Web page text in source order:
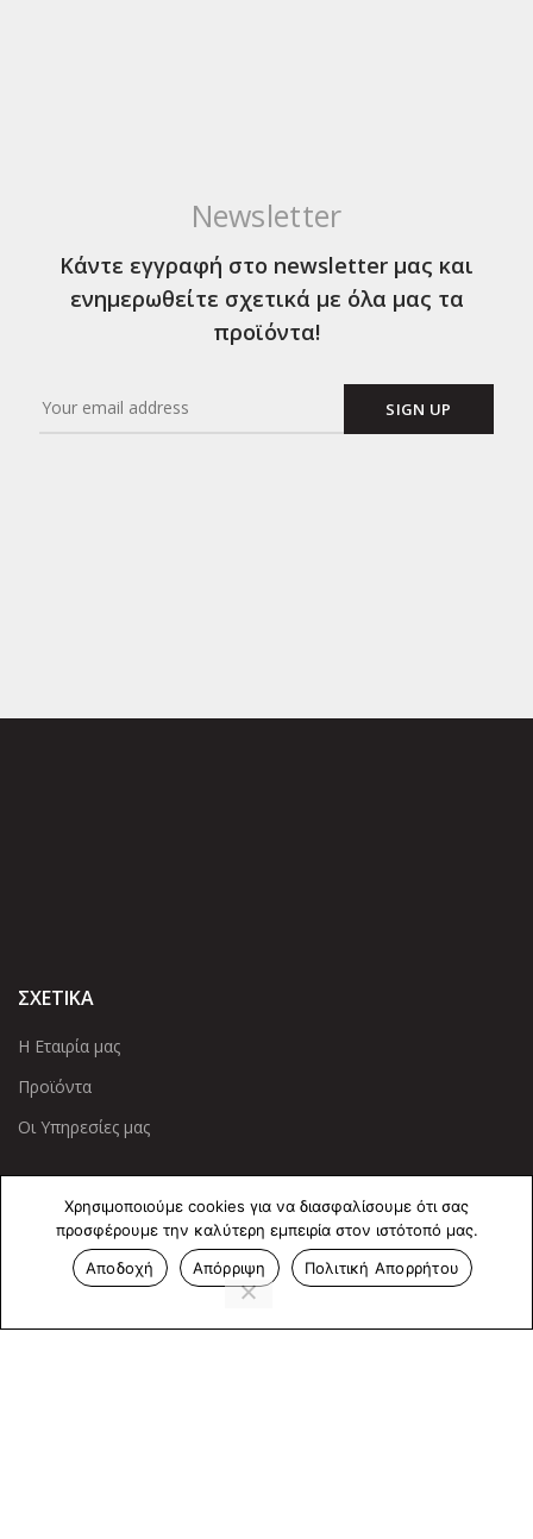
Newsletter
Κάντε εγγραφή στο newsletter μας και
ενημερωθείτε σχετικά με όλα μας τα
προϊόντα!
ΣΧΕΤΙΚΑ
Η Εταιρία μας
Προϊόντα
Οι Υπηρεσίες μας
Πολιτική Απορρήτου
Cookies
Χρησιμοποιούμε cookies για να διασφαλίσουμε ότι σας
προσφέρουμε την καλύτερη εμπειρία στον ιστότοπό μας.
Αποδοχή
Απόρριψη Πολιτική Απορρήτου